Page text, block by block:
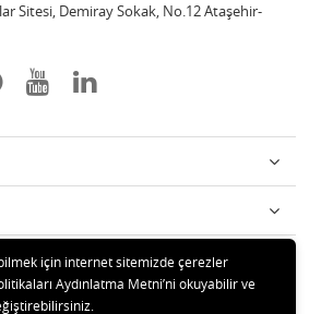
Sitesi, Demiray Sokak, No.12 Ataşehir-
için internet sitemizde çerezler
Aydınlatma Metni’ni okuyabilir ve